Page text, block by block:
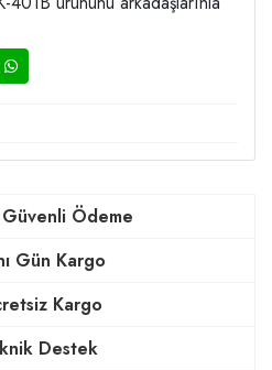
Ödeme
Gün Kargo
Kargo
Destek